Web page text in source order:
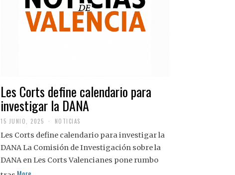
Les Corts define calendario para
investigar la DANA
15 JUNIO, 2025 NOTICIAS
Les Corts define calendario para investigar la
DANA La Comisión de Investigación sobre la
DANA en Les Corts Valencianes pone rumbo